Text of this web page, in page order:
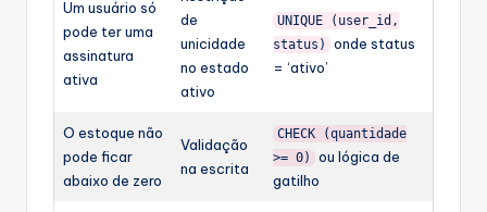
Um usuário só
pode ter uma
assinatura
ativa
de
unicidade
no estado
ativo
UNIQUE (user_id,
status)
onde status
= ‘ativo’
O estoque não
pode ficar
abaixo de zero
Validação
na escrita
CHECK (quantidade
>= 0)
ou lógica de
gatilho